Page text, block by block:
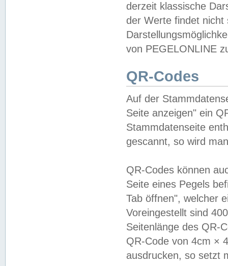
derzeit klassische
der Werte findet
von PEGELONLINE
QR-Codes
Auf der
Seite anzeigen" ein
Stammdatenseite
gescannt, so wird
QR-Codes können
Seite eines Pegels
Tab öffnen", welcher
Voreingestellt sind
Seitenlänge des QR-
QR-Code von 4cm ×
ausdrucken, so setzt